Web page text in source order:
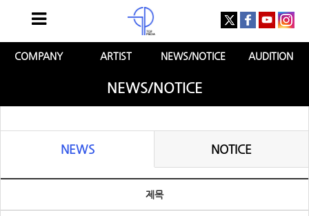
COMPANY ARTIST NEWS/NOTICE AUDITION
NEWS/NOTICE
NEWS NOTICE
제목